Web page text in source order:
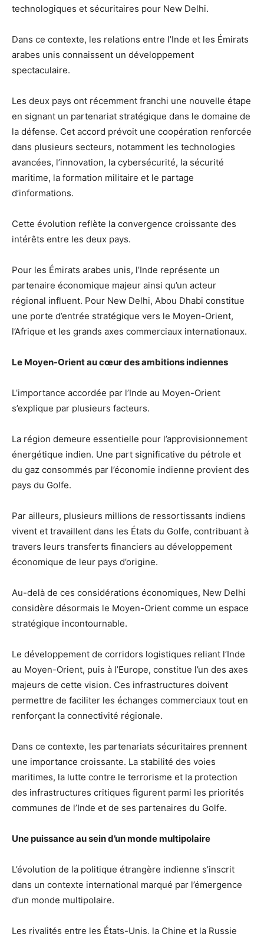
technologiques et sécuritaires pour New Delhi.
Dans ce contexte, les relations entre l’Inde et les Émirats
arabes unis connaissent un développement
spectaculaire.
Les deux pays ont récemment franchi une nouvelle étape
en signant un partenariat stratégique dans le domaine de
la défense. Cet accord prévoit une coopération renforcée
dans plusieurs secteurs, notamment les technologies
avancées, l’innovation, la cybersécurité, la sécurité
maritime, la formation militaire et le partage
d’informations.
Cette évolution reflète la convergence croissante des
intérêts entre les deux pays.
Pour les Émirats arabes unis, l’Inde représente un
partenaire économique majeur ainsi qu’un acteur
régional influent. Pour New Delhi, Abou Dhabi constitue
une porte d’entrée stratégique vers le Moyen-Orient,
l’Afrique et les grands axes commerciaux internationaux.
Le Moyen-Orient au cœur des ambitions indiennes
L’importance accordée par l’Inde au Moyen-Orient
s’explique par plusieurs facteurs.
La région demeure essentielle pour l’approvisionnement
énergétique indien. Une part significative du pétrole et
du gaz consommés par l’économie indienne provient des
pays du Golfe.
Par ailleurs, plusieurs millions de ressortissants indiens
vivent et travaillent dans les États du Golfe, contribuant à
travers leurs transferts financiers au développement
économique de leur pays d’origine.
Au-delà de ces considérations économiques, New Delhi
considère désormais le Moyen-Orient comme un espace
stratégique incontournable.
Le développement de corridors logistiques reliant l’Inde
au Moyen-Orient, puis à l’Europe, constitue l’un des axes
majeurs de cette vision. Ces infrastructures doivent
permettre de faciliter les échanges commerciaux tout en
renforçant la connectivité régionale.
Dans ce contexte, les partenariats sécuritaires prennent
une importance croissante. La stabilité des voies
maritimes, la lutte contre le terrorisme et la protection
des infrastructures critiques figurent parmi les priorités
communes de l’Inde et de ses partenaires du Golfe.
Une puissance au sein d’un monde multipolaire
L’évolution de la politique étrangère indienne s’inscrit
dans un contexte international marqué par l’émergence
d’un monde multipolaire.
Les rivalités entre les États-Unis, la Chine et la Russie